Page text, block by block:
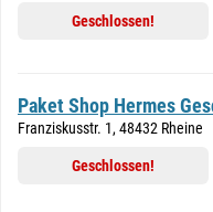
Geschlossen!
Paket Shop Hermes
Franziskusstr. 1, 48432 Rheine
Geschlossen!